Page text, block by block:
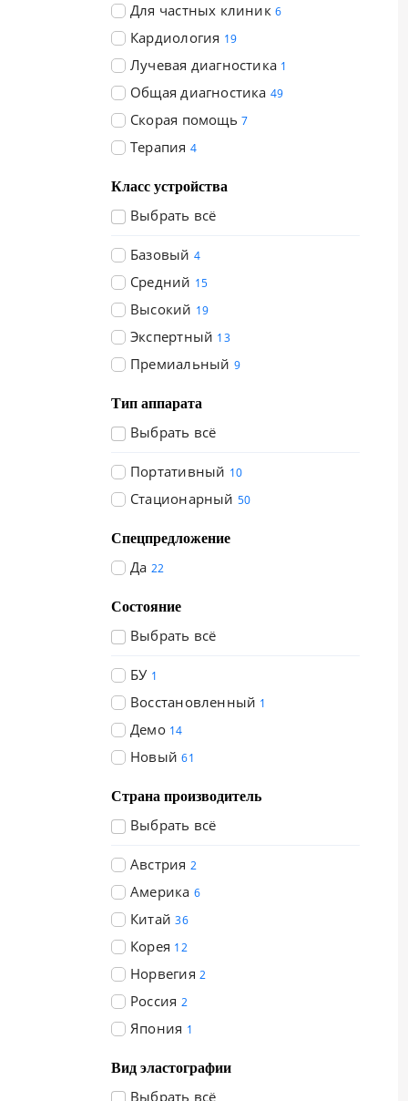
Для частных клиник 6
Кардиология 19
Лучевая диагностика 1
Общая диагностика 49
Скорая помощь 7
Терапия 4
Класс устройства
Выбрать всё
Базовый 4
Средний 15
Высокий 19
Экспертный 13
Премиальный 9
Тип аппарата
Выбрать всё
Портативный 10
Стационарный 50
Спецпредложение
Да 22
Состояние
Выбрать всё
БУ 1
Восстановленный 1
Демо 14
Новый 61
Страна производитель
Выбрать всё
Австрия 2
Америка 6
Китай 36
Корея 12
Норвегия 2
Россия 2
Япония 1
Вид эластографии
Выбрать всё